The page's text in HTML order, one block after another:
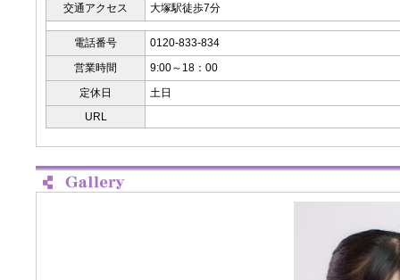
交通アクセス
大塚駅徒歩7分
電話番号
0120-833-834
営業時間
9:00～18：00
定休日
土日
URL